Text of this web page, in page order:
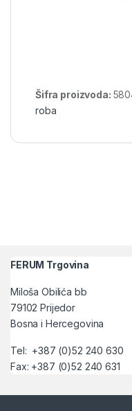
Šifra proizvoda:
roba
FERUM Trgovina
Miloša Obilića bb
79102 Prijedor
Bosna i Hercegovina
Tel: +387 (0)52 240 630
Fax: +387 (0)52 240 631